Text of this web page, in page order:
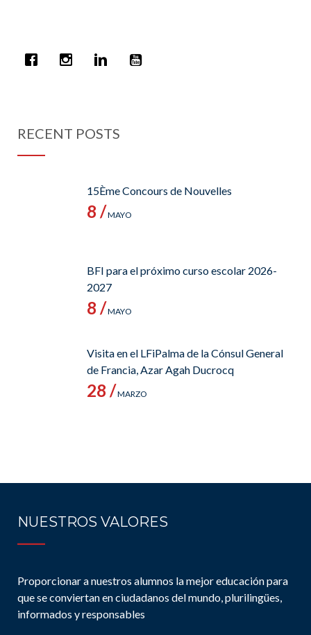
RECENT POSTS
15Ème Concours de Nouvelles
8 /MAYO
BFI para el próximo curso escolar 2026-
2027
8 /MAYO
Visita en el LFiPalma de la Cónsul General
de Francia, Azar Agah Ducrocq
28 /MARZO
NUESTROS VALORES
Proporcionar a nuestros alumnos la mejor educación para
que se conviertan en ciudadanos del mundo, plurilingües,
informados y responsables